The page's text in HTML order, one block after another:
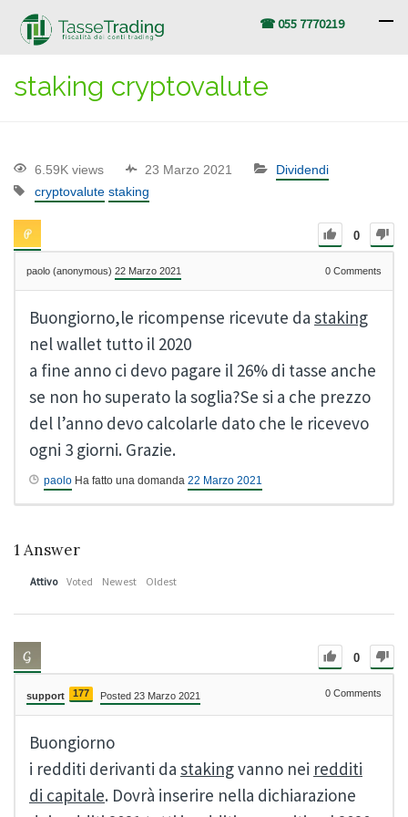
☎ 055 7770219
staking cryptovalute
6.59K views 23 Marzo 2021
Dividendi
cryptovalute staking
0
paolo (anonymous) 22 Marzo 2021 0 Comments
Buongiorno,le ricompense ricevute da staking
nel wallet tutto il 2020
a fine anno ci devo pagare il 26% di tasse anche
se non ho superato la soglia?Se si a che prezzo
del l’anno devo calcolarle dato che le ricevevo
ogni 3 giorni. Grazie.
paolo Ha fatto una domanda 22 Marzo 2021
1 Answer
Attivo Voted Newest Oldest
0
support 177 Posted 23 Marzo 2021 0 Comments
Buongiorno
i redditi derivanti da stakingvanno nei redditi
di capitale. Dovrà inserire nella dichiarazione